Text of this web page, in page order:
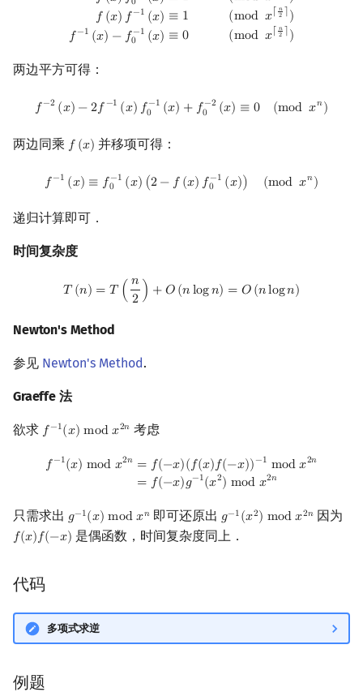
Lyndon 分解
Main–Lorentz 算法
高次剩余 & 单位根
数论分块
狄利克雷卷积
莫比乌斯反演
杜教筛
Powerful Number 筛
Min_25 筛
洲阁筛
Meissel–Lehmer 算法
Stern–Brocot 树与 Farey 序列
Pell 方程
Newton's Method
多项式三角函数
代码
多项式反三角函数
代码
参考资料与链接
动态树
析合树
手指树
霍夫曼树
平面图
弦图
图的着色
网络流
图的匹配
Prüfer 序列
矩阵树定理
LGV 引理
珂朵莉树/颜色段均摊
0
𝑓 (𝑥) 𝑓−1 (𝑥) ≡ 1 (mod 𝑥⌈ 𝑛
2 ⌉)
𝑓 −1 (𝑥) − 𝑓−1
0 (𝑥) ≡ 0 (mod 𝑥⌈ 𝑛
2 ⌉)
两边平方可得：
𝑓−2 (𝑥) −2𝑓 −1 (𝑥) 𝑓−1
0 (𝑥) + 𝑓−2
0 (𝑥) ≡ 0 (mod 𝑥𝑛)
f −2 (x)−2f −1(x )f0− 1(x) +f 0−2( x)≡0(mod xn)
两边同乘 𝑓 (𝑥)
f( x) 并移项可得：
𝑓−1 (𝑥) ≡ 𝑓−1
0 (𝑥) (2− 𝑓 (𝑥) 𝑓−1
0 (𝑥)) (mod 𝑥𝑛)
f −1( x)≡f 0−1( x)( f( x)f0 −1(x ))(mod xn)
递归计算即可．
时间复杂度
𝑇 (𝑛) = 𝑇 ( 𝑛
2 ) +𝑂(𝑛log𝑛) = 𝑂(𝑛log𝑛)
T( n) =T(n 2 + O(nlogn)=O (nlog n)
Newton's Method
参见 Newton's Method.
Graeffe 法
欲求 𝑓−1(𝑥) mod𝑥2𝑛
f−1(x)modx2 n 考虑
𝑓 −1(𝑥) mod 𝑥2𝑛 = 𝑓(−𝑥)(𝑓(𝑥)𝑓(−𝑥))−1 mod𝑥2𝑛
= 𝑓(−𝑥)𝑔−1(𝑥2) mod 𝑥2𝑛
modx2 n=f(− x)(f( x)f −x))−1modx2n=f(−x)g −1(x2 )mod
只需求出 𝑔−1(𝑥) mod𝑥𝑛
g−1(x)modx n 即可还原出 𝑔−1(𝑥2) mod𝑥2𝑛
g−1(x2)modx 2n 因为
𝑓(𝑥)𝑓(−𝑥)
f(x)f(−x) 是偶函数，时间复杂度同上．
代码
多项式求逆
例题